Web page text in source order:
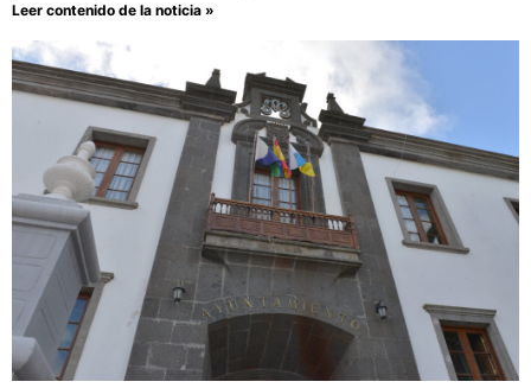
Leer contenido de la noticia »